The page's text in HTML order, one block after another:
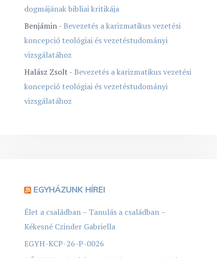
dogmájának bibliai kritikája
Benjámin-Bevezetés a karizmatikus vezetési
koncepció teológiai és vezetéstudományi
vizsgálatához
Halász Zsolt -Bevezetés a karizmatikus vezetési
koncepció teológiai és vezetéstudományi
vizsgálatához
EGYHÁZUNK HÍREI
Élet a családban – Tanulás a családban –
Kékesné Czinder Gabriella
EGYH-KCP-26-P-0026